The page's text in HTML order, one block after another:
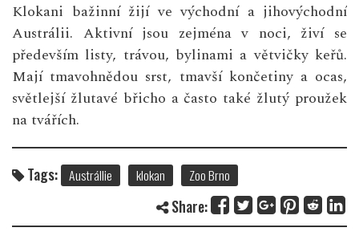
Klokani bažinní žijí ve východní a jihovýchodní
Austrálii. Aktivní jsou zejména v noci, živí se
především listy, trávou, bylinami a větvičky keřů.
Mají tmavohnědou srst, tmavší končetiny a ocas,
světlejší žlutavé břicho a často také žlutý proužek
na tvářích.
Tags: Austrállie klokan Zoo Brno
Share: